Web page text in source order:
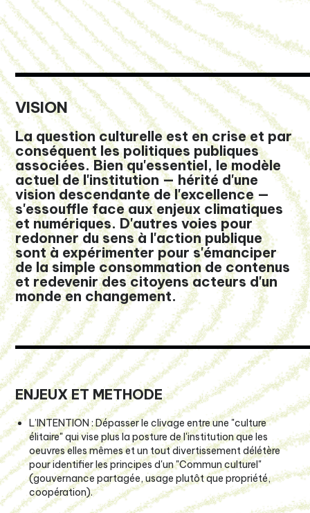
VISION
La question culturelle est en crise et par
conséquent les politiques publiques
associées. Bien qu'essentiel, le modèle
actuel de l'institution — hérité d'une
vision descendante de l'excellence —
s'essouffle face aux enjeux climatiques
et numériques. D'autres voies pour
redonner du sens à l'action publique
sont à expérimenter pours'émanciper
de la simple consommation de contenus
et redevenir des citoyens acteurs d'un
monde en changement.
ENJEUX ET METHODE
L’INTENTION: Dépasser le clivage entre une "culture
élitaire" qui vise plus la posture de l'institution que les
oeuvres elles mêmes et un tout divertissement délétère
pour identifier les principes d'un "Commun culturel"
(gouvernance partagée, usage plutôt que propriété,
coopération).